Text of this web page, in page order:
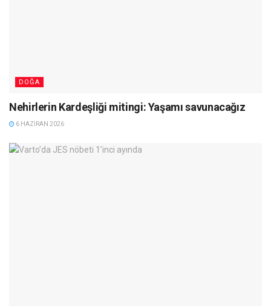
DOĞA
Nehirlerin Kardeşliği mitingi: Yaşamı savunacağız
6 HAZIRAN 2026